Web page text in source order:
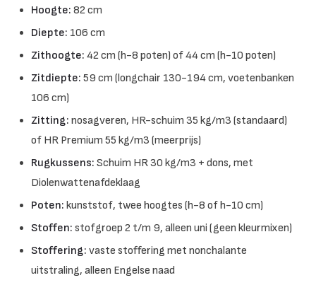
Hoogte: 82 cm
Diepte: 106 cm
Zithoogte: 42 cm (h-8 poten) of 44 cm (h-10 poten)
Zitdiepte: 59 cm (longchair 130-194 cm, voetenbanken
106 cm)
Zitting: nosagveren, HR-schuim 35 kg/m3 (standaard)
of HR Premium 55 kg/m3 (meerprijs)
Rugkussens: Schuim HR 30 kg/m3 + dons, met
Diolenwattenafdeklaag
Poten: kunststof, twee hoogtes (h-8 of h-10 cm)
Stoffen: stofgroep 2 t/m 9, alleen uni (geen kleurmixen)
Stoffering: vaste stoffering met nonchalante
uitstraling, alleen Engelse naad